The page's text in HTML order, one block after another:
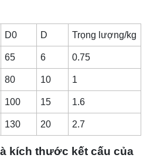
D0 D Trọng lượng/kg
65 6 0.75
80 10 1
100 15 1.6
130 20 2.7
kích thước kết cấu của